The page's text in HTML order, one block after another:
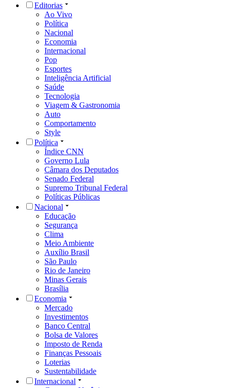
Editorias
Ao Vivo
Política
Nacional
Economia
Internacional
Pop
Esportes
Inteligência Artificial
Saúde
Tecnologia
Viagem & Gastronomia
Auto
Comportamento
Style
Política
Índice CNN
Governo Lula
Câmara dos Deputados
Senado Federal
Supremo Tribunal Federal
Políticas Públicas
Nacional
Educação
Segurança
Clima
Meio Ambiente
Auxílio Brasil
São Paulo
Rio de Janeiro
Minas Gerais
Brasília
Economia
Mercado
Investimentos
Banco Central
Bolsa de Valores
Imposto de Renda
Finanças Pessoais
Loterias
Sustentabilidade
Internacional